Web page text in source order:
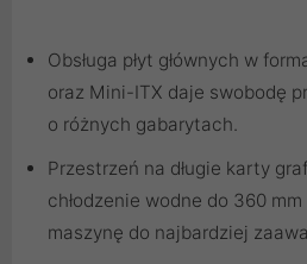
Obsługa płyt głównych w
oraz Mini-ITX daje swobodę
o różnych gabarytach.
Przestrzeń na długie karty
chłodzenie wodne do 360
maszynę do najbardziej